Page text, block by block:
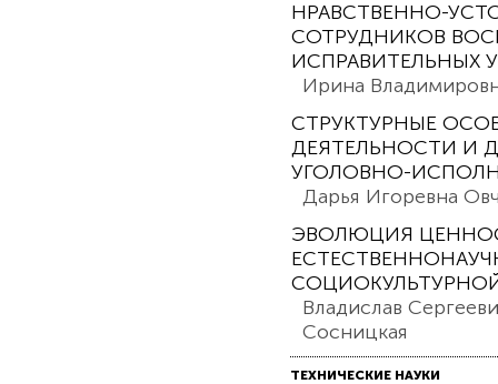
НРАВСТВЕННО-
СОТРУДНИКОВ
ИСПРАВИТЕЛЬНЫХ
Ирина
СТРУКТУРНЫЕ
ДЕЯТЕЛЬНОСТИ И
УГОЛОВНО-
Дарья Игоревна
ЭВОЛЮЦИЯ
Владислав
Сосницкая
ТЕХНИЧЕСКИЕ НАУКИ